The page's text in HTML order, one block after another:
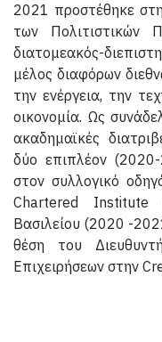
2021 προστέθηκε
των Πολιτιστικών
διατομεακός-
μέλος διαφόρων
την ενέργεια, την
οικονομία. Ως
ακαδημαϊκές
δύο επιπλέον (2020-
στον συλλογικό
Chartered Institute
Βασιλείου (2020 -
θέση του
Επιχειρήσεων στην